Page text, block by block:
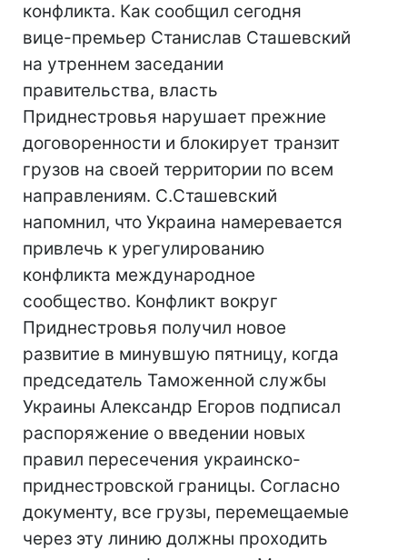
конфликта. Как сообщил сегодня
вице-премьер Станислав Сташевский
на утреннем заседании
правительства, власть
Приднестровья нарушает прежние
договоренности и блокирует транзит
грузов на своей территории по всем
направлениям. С.Сташевский
напомнил, что Украина намеревается
привлечь к урегулированию
конфликта международное
сообщество. Конфликт вокруг
Приднестровья получил новое
развитие в минувшую пятницу, когда
председатель Таможенной службы
Украины Александр Егоров подписал
распоряжение о введении новых
правил пересечения украинско-
приднестровской границы. Согласно
документу, все грузы, перемещаемые
через эту линию должны проходить